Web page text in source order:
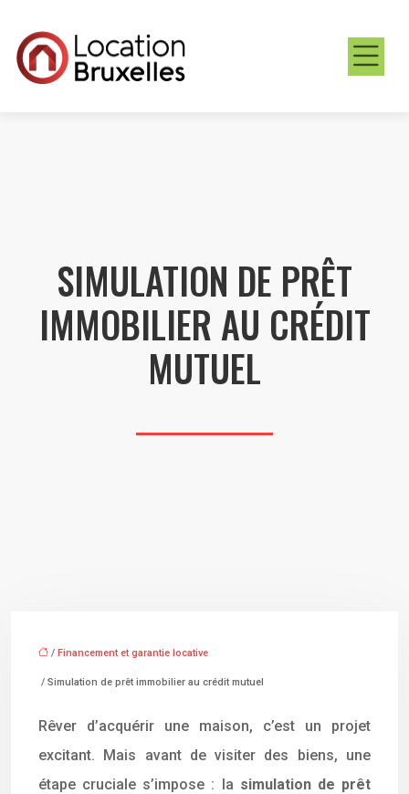
SIMULATION DE PRÊT
IMMOBILIER AU CRÉDIT
MUTUEL
/ Financement et garantie locative
/ Simulation de prêt immobilier au crédit mutuel
Rêver d’acquérir une maison, c’est un projet
excitant. Mais avant de visiter des biens, une
étape cruciale s’impose : la simulation de prêt